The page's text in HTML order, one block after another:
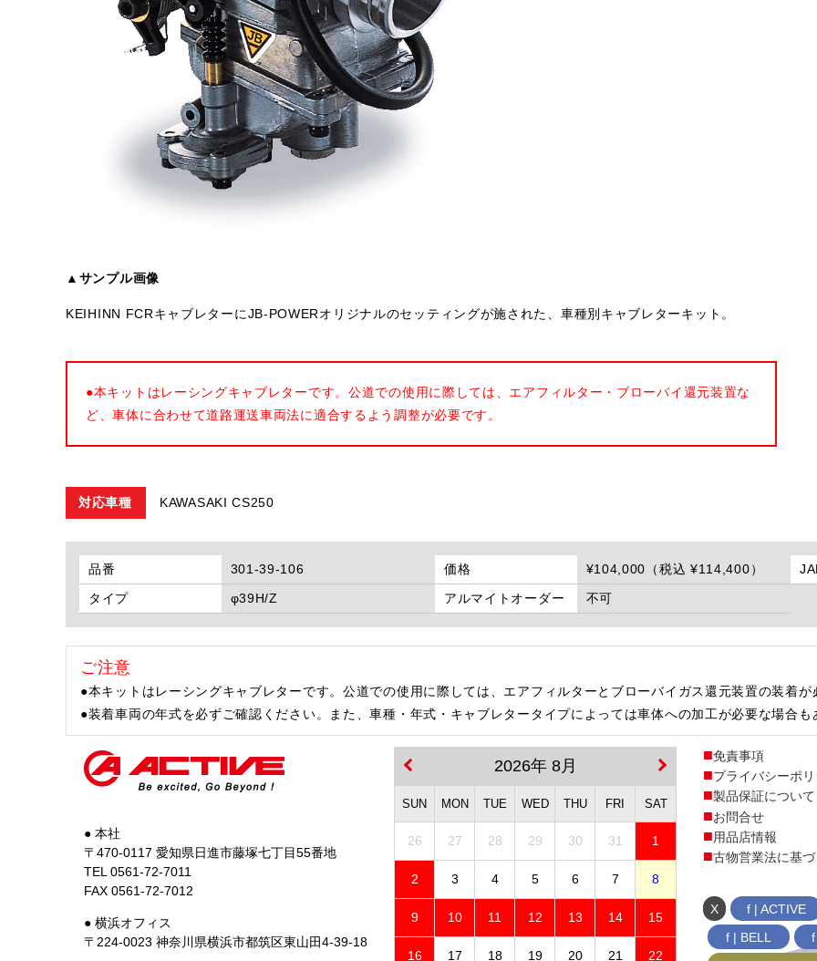
▲サンプル画像
KEIHINN FCRキャブレターにJB-POWERオリジナルのセッティングが施された、車種別キャブレターキット。
●本キットはレーシングキャブレターです。公道での使用に際しては、エアフィルター・ブローバイ還元装置な
ど、車体に合わせて道路運送車両法に適合するよう調整が必要です。
対応車種 KAWASAKI CS250
品番 301-39-106 価格 ¥104,000（税込 ¥114,400）
タイプ
φ39H/Z アルマイトオーダー 不可
ご注意
●本キットはレーシングキャブレターです。公道での使用に際しては、エアフィルターとブローバイガス還元装置の装着が
●装着車両の年式を必ずご確認ください。また、車種・年式・キャブレタータイプによっては車体への加工が必要な場合
● 本社
〒470-0117 愛知県日進市藤塚七丁目55番地
TEL 0561-72-7011
FAX 0561-72-7012
● 横浜オフィス
〒224-0023 神奈川県横浜市都筑区東山田4-39-18
2026年 8月
SUN MON TUE WED THU FRI SAT
26 27 28 29 30 31 1
2 3 4 5 6 7 8
9 10 11 12 13 14 15
16 17 18 19 20 21 22
免責事項
プライバシーポ
製品保証について
お問合せ
用品店情報
古物営業法に基
X
f | ACTIVE
f | BELL